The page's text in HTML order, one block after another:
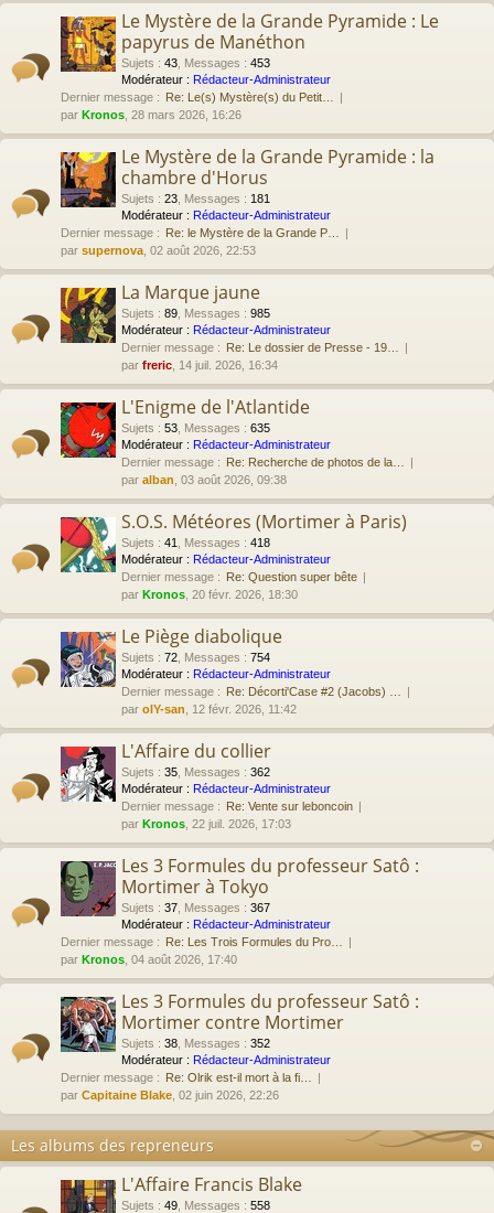
Le Mystère de la Grande Pyramide : Le
papyrus de Manéthon
Sujets : 43 Messages : 453
Modérateur : Rédacteur-Administrateur
Dernier message : Re: Le(s) Mystère(s) du Petit…
par Kronos , 28 mars 2026, 16:26
Le Mystère de la Grande Pyramide : la
chambre d'Horus
Sujets : 23 Messages : 181
Modérateur : Rédacteur-Administrateur
Dernier message : Re: le Mystère de la Grande P…
par supernova , 02 août 2026, 22:53
La Marque jaune
Sujets : 89 Messages : 985
Modérateur : Rédacteur-Administrateur
Dernier message : Re: Le dossier de Presse - 19…
par freric , 14 juil. 2026, 16:34
L'Enigme de l'Atlantide
Sujets : 53 Messages : 635
Modérateur : Rédacteur-Administrateur
Dernier message : Re: Recherche de photos de la…
par alban , 03 août 2026, 09:38
S.O.S. Météores (Mortimer à Paris)
Sujets : 41 Messages : 418
Modérateur : Rédacteur-Administrateur
Dernier message : Re: Question super bête
par Kronos , 20 févr. 2026, 18:30
Le Piège diabolique
Sujets : 72 Messages : 754
Modérateur : Rédacteur-Administrateur
Dernier message : Re: Décorti'Case #2 (Jacobs) …
par olY-san , 12 févr. 2026, 11:42
L'Affaire du collier
Sujets : 35 Messages : 362
Modérateur : Rédacteur-Administrateur
Dernier message : Re: Vente sur leboncoin
par Kronos , 22 juil. 2026, 17:03
Les 3 Formules du professeur Satô :
Mortimer à Tokyo
Sujets : 37 Messages : 367
Modérateur : Rédacteur-Administrateur
Dernier message : Re: Les Trois Formules du Pro…
par Kronos , 04 août 2026, 17:40
Les 3 Formules du professeur Satô :
Mortimer contre Mortimer
Sujets : 38 Messages : 352
Modérateur : Rédacteur-Administrateur
Dernier message : Re: Olrik est-il mort à la fi…
par Capitaine Blake , 02 juin 2026, 22:26
Les albums des repreneurs
L'Affaire Francis Blake
Sujets : 49 Messages : 558